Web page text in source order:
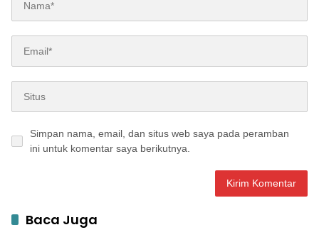
Simpan nama, email, dan situs web saya pada peramban
ini untuk komentar saya berikutnya.
Baca Juga